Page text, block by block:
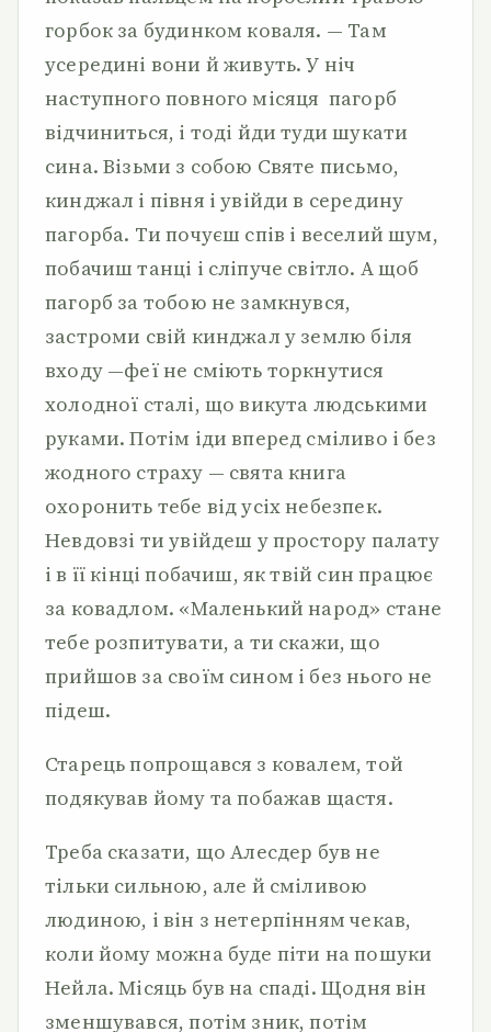
горбок за будинком коваля. — Там
усередині вони й живуть. У ніч
наступного повного місяця пагорб
відчиниться, і тоді йди туди шукати
сина. Візьми з собою Святе письмо,
кинджал і півня і увійди в середину
пагорба. Ти почуєш спів і веселий шум,
побачиш танці і сліпуче світло. А щоб
пагорб за тобою не замкнувся,
застроми свій кинджал у землю біля
входу —феї не сміють торкнутися
холодної сталі, що викута людськими
руками. Потім іди вперед сміливо і без
жодного страху — свята книга
охоронить тебе від усіх небезпек.
Невдовзі ти увійдеш у простору палату
і в її кінці побачиш, як твій син працює
за ковадлом. «Маленький народ» стане
тебе розпитувати, а ти скажи, що
прийшов за своїм сином і без нього не
підеш.
Старець попрощався з ковалем, той
подякував йому та побажав щастя.
Треба сказати, що Алесдер був не
тільки сильною, але й сміливою
людиною, і він з нетерпінням чекав,
коли йому можна буде піти на пошуки
Нейла. Місяць був на спаді. Щодня він
зменшувався, потім зник, потім